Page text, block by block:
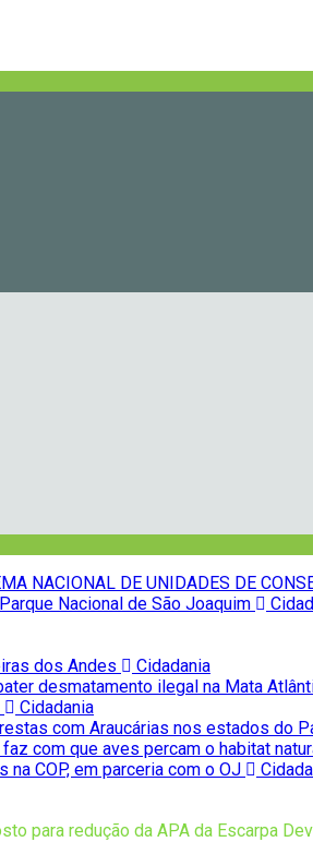
NACIONAL DE UNIDADES DE
Nacional de São Joaquim
dos Andes
Cidadania
desmatamento ilegal na Mata
Cidadania
com Araucárias nos estados do
com que aves percam o habitat
COP, em parceria com o OJ
para redução da APA da Escarpa